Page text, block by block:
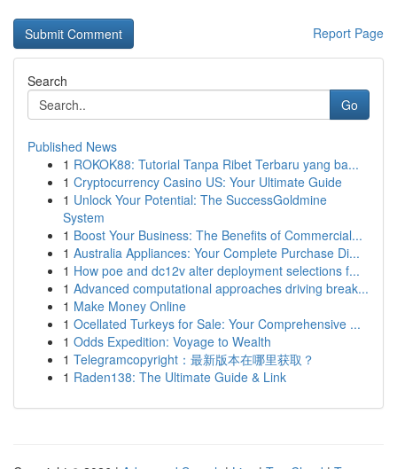
Report Page
Search
Go
Published News
1 ROKOK88: Tutorial Tanpa Ribet Terbaru yang ba...
1 Cryptocurrency Casino US: Your Ultimate Guide
1 Unlock Your Potential: The SuccessGoldmine
System
1 Boost Your Business: The Benefits of Commercial...
1 Australia Appliances: Your Complete Purchase Di...
1 How poe and dc12v alter deployment selections f...
1 Advanced computational approaches driving break...
1 Make Money Online
1 Ocellated Turkeys for Sale: Your Comprehensive ...
1 Odds Expedition: Voyage to Wealth
1 Telegramcopyright：最新版本在哪里获取？
1 Raden138: The Ultimate Guide & Link